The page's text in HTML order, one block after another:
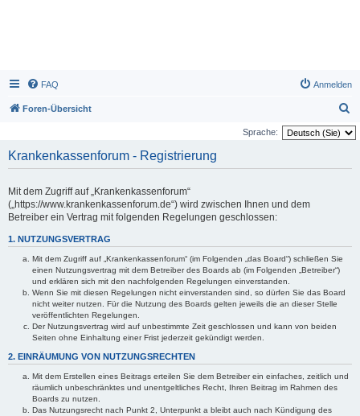
FAQ Anmelden
Foren-Übersicht
u
Sprache:
Krankenkassenforum - Registrierung
Mit dem Zugriff auf „Krankenkassenforum“
(„https://www.krankenkassenforum.de“) wird zwischen Ihnen und dem
Betreiber ein Vertrag mit folgenden Regelungen geschlossen:
1. NUTZUNGSVERTRAG
Mit dem Zugriff auf „Krankenkassenforum“ (im Folgenden „das Board“) schließen Sie
einen Nutzungsvertrag mit dem Betreiber des Boards ab (im Folgenden „Betreiber“)
und erklären sich mit den nachfolgenden Regelungen einverstanden.
Wenn Sie mit diesen Regelungen nicht einverstanden sind, so dürfen Sie das Board
nicht weiter nutzen. Für die Nutzung des Boards gelten jeweils die an dieser Stelle
veröffentlichten Regelungen.
Der Nutzungsvertrag wird auf unbestimmte Zeit geschlossen und kann von beiden
Seiten ohne Einhaltung einer Frist jederzeit gekündigt werden.
2. EINRÄUMUNG VON NUTZUNGSRECHTEN
Mit dem Erstellen eines Beitrags erteilen Sie dem Betreiber ein einfaches, zeitlich und
räumlich unbeschränktes und unentgeltliches Recht, Ihren Beitrag im Rahmen des
Boards zu nutzen.
Das Nutzungsrecht nach Punkt 2, Unterpunkt a bleibt auch nach Kündigung des